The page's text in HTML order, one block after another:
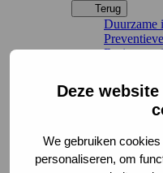
Deze
We gebruiken
personaliseren, om
Terug
Duurzame
Re-
Sociaal
UWV